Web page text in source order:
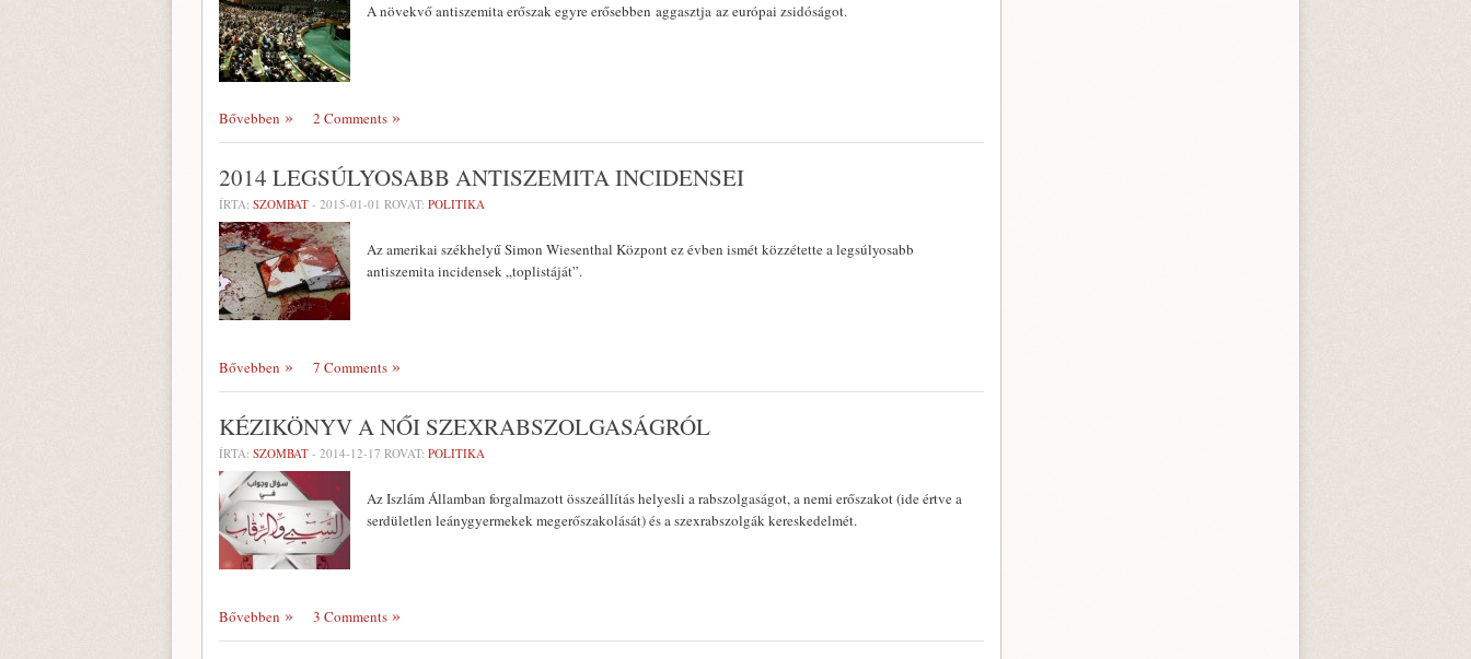
A növekvő antiszemita erőszak egyre erősebben aggasztja az európai zsidóságot.
Bővebben 2 Comments
2014 LEGSÚLYOSABB ANTISZEMITA INCIDENSEI
ÍRTA: SZOMBAT - 2015-01-01 ROVAT: POLITIKA
Az amerikai székhelyű Simon Wiesenthal Központ ez évben ismét közzétette a legsúlyosabb
antiszemita incidensek „toplistáját”.
Bővebben 7 Comments
KÉZIKÖNYV A NŐI SZEXRABSZOLGASÁGRÓL
ÍRTA: SZOMBAT - 2014-12-17 ROVAT: POLITIKA
Az Iszlám Államban forgalmazott összeállítás helyesli a rabszolgaságot, a nemi erőszakot (ide értve a
serdületlen leánygyermekek megerőszakolását) és a szexrabszolgák kereskedelmét.
Bővebben 3 Comments